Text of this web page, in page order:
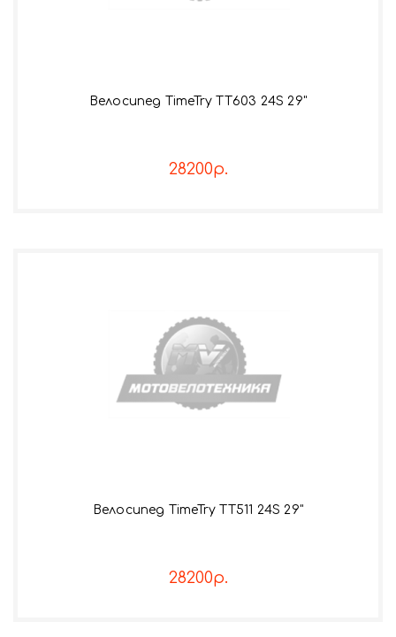
Велосипед TimeTry TT603 24S 29"
28200р.
Велосипед TimeTry TT511 24S 29"
28200р.